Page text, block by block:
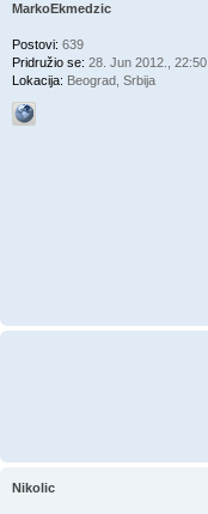
MarkoEkmedzic
Postovi: 639
Pridružio se: 28. Jun 2012., 22:50
Lokacija: Beograd, Srbija
Nikolic